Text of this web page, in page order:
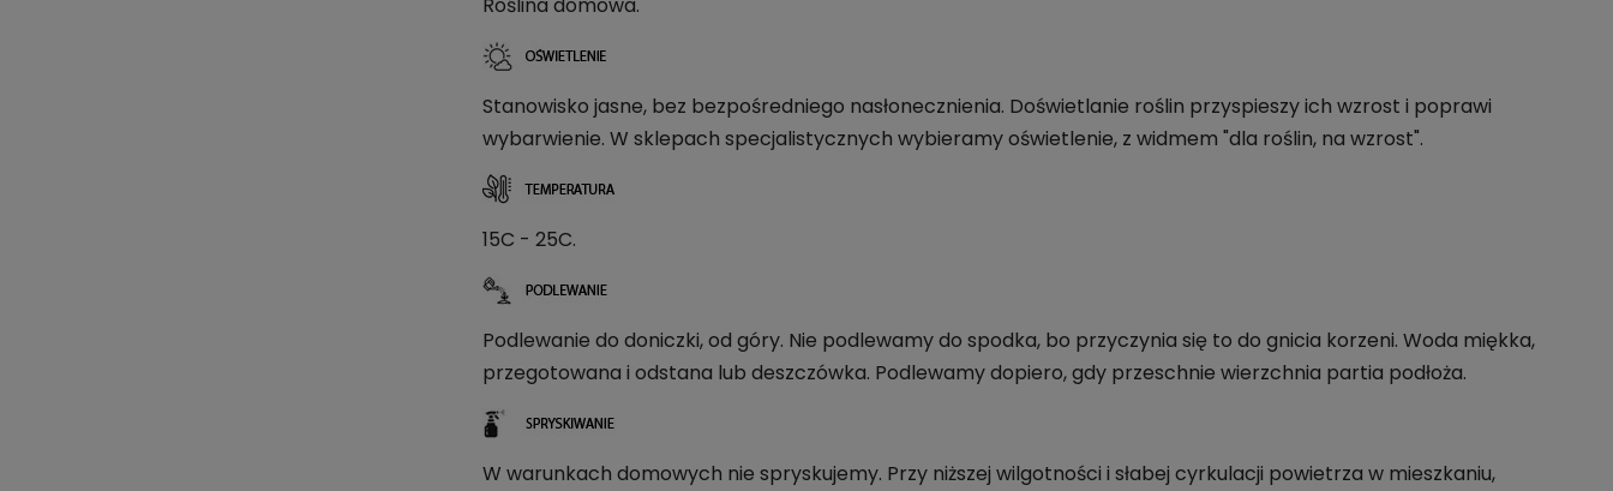
Stanowisko jasne, bez bezpośredniego nasłonecznienia. Doświetlanie roślin przyspieszy ich wzrost i poprawi
wybarwienie. W sklepach specjalistycznych wybieramy oświetlenie, z widmem "dla roślin, na wzrost".
15C - 25C.
Podlewanie do doniczki, od góry. Nie podlewamy do spodka, bo przyczynia się to do gnicia korzeni. Woda miękka,
przegotowana i odstana lub deszczówka. Podlewamy dopiero, gdy przeschnie wierzchnia partia podłoża.
W warunkach domowych nie spryskujemy. Przy niższej wilgotności i słabej cyrkulacji powietrza w mieszkaniu,